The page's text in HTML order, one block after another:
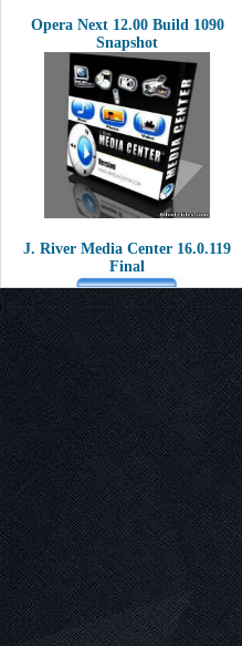
Opera Next 12.00 Build 1090
Snapshot
J. River Media Center 16.0.119
Final